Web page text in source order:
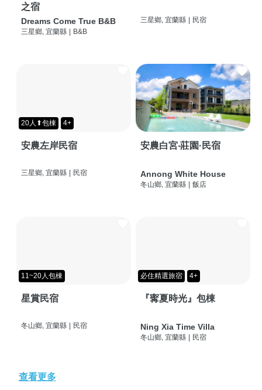
之宿
Dreams Come True B&B
三星鄉, 宜蘭縣 | B&B
三星鄉, 宜蘭縣 | 民宿
20人⬆包棟 4+
安農左岸民宿
三星鄉, 宜蘭縣 | 民宿
安農白宮‧莊園·民宿
Annong White House
冬山鄉, 宜蘭縣 | 飯店
11~20人包棟
星賞民宿
冬山鄉, 宜蘭縣 民宿
必住精選旅宿 4+
『寗夏時光』包棟
Ning Xia Time Villa
冬山鄉, 宜蘭縣 民宿
查看更多